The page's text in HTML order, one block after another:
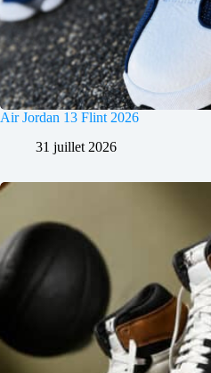
Air Jordan 13 Flint 2026
31 juillet 2026